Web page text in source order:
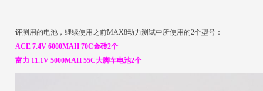
评测用的电池，继续使用之前MAX8动力测试中所使用的2个型号：
ACE 7.4V 6000MAH 70C金砖2个
富力 11.1V 5000MAH 55C大脚车电池2个